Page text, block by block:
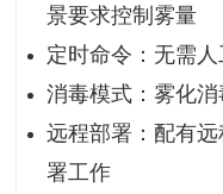
景要求控制雾量
定时命令：无需
消毒模式：雾化消
远程部署：配有
署工作